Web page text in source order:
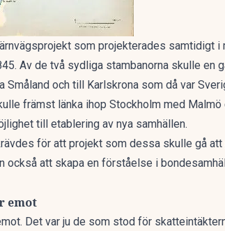
som projekterades samtidigt
Av de två sydliga stambanorna skulle en
Småland och till Karlskrona som då var
främst länka ihop Stockholm med
till etablering av nya samhällen.
för att projekt som dessa skulle gå
också att skapa en förståelse i
emot
Det var ju de som stod för